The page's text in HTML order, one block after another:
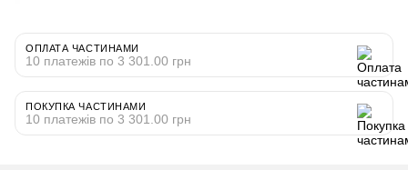
ОПЛАТА ЧАСТИНАМИ
10 платежів по 3 301.00 грн
ПОКУПКА ЧАСТИНАМИ
10 платежів по 3 301.00 грн